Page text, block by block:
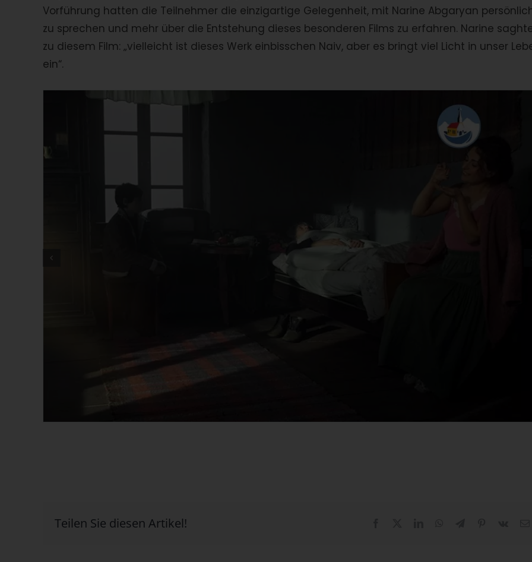
Vorführung hatten die Teilnehmer die einzigartige Gelegenheit, mit Narine Abgaryan
zu sprechen und mehr über die Entstehung dieses besonderen Films zu erfahren. Narine
zu diesem Film: „vielleicht ist dieses Werk einbisschen Naiv, aber es bringt viel Licht in unser
ein“.
Teilen Sie diesen Artikel!